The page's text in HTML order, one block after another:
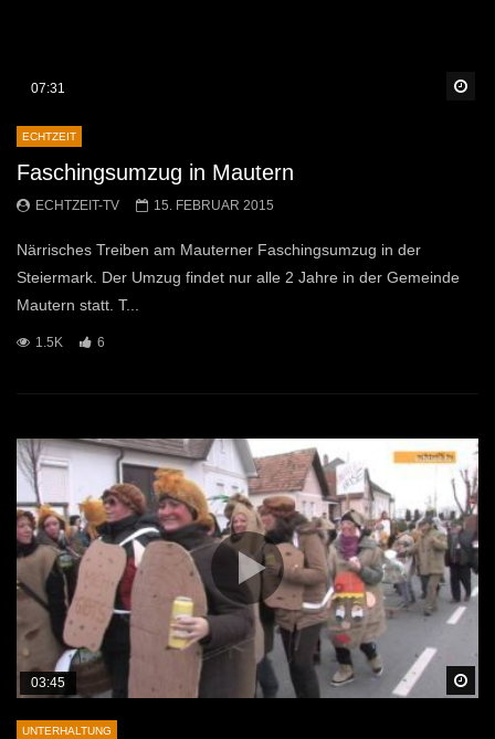
07:31
ECHTZEIT
Faschingsumzug in Mautern
ECHTZEIT-TV 15. FEBRUAR 2015
Närrisches Treiben am Mauterner Faschingsumzug in der
Steiermark. Der Umzug findet nur alle 2 Jahre in der Gemeinde
Mautern statt. T...
1.5K 6
03:45
UNTERHALTUNG